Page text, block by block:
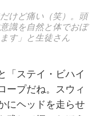
だけど痛い（笑）。頭
識を自然と体でおぼ
す」と生徒さん
「ステイ・ビハイ
ープだね。スウィ
にヘッドを走らせ